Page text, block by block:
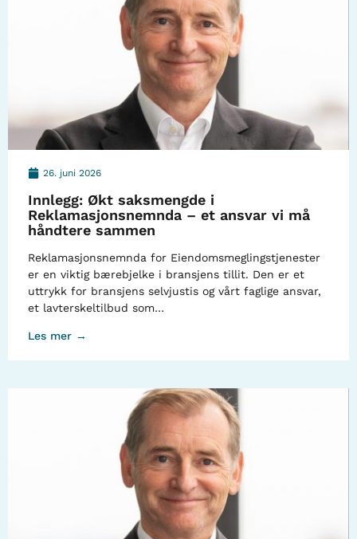
26. juni 2026
Innlegg: Økt saksmengde i
Reklamasjonsnemnda – et ansvar vi må
håndtere sammen
Reklamasjonsnemnda for Eiendomsmeglingstjenester
er en viktig bærebjelke i bransjens tillit. Den er et
uttrykk for bransjens selvjustis og vårt faglige ansvar,
et lavterskeltilbud som…
Les mer →